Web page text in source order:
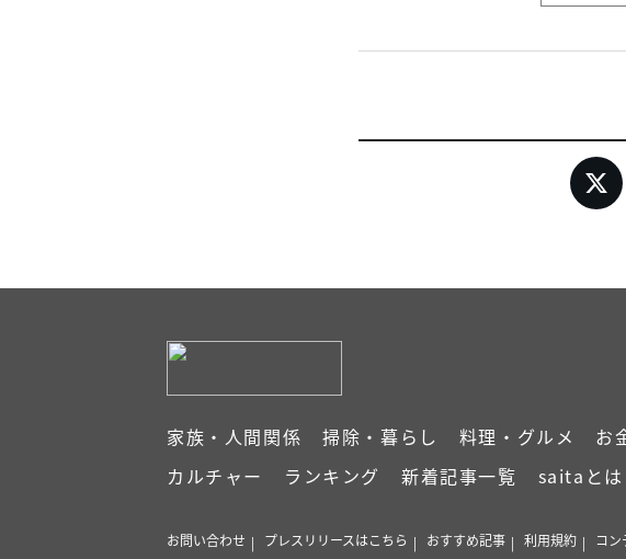
家族・人間関係 掃除・暮らし 料理・グルメ お
カルチャー
ランキング 新着記事一覧 saitaとは
お問い合わせ プレスリリースはこちら おすすめ記事 利用規約 コ